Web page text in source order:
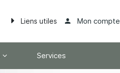
Liens utiles Mon compte
Services